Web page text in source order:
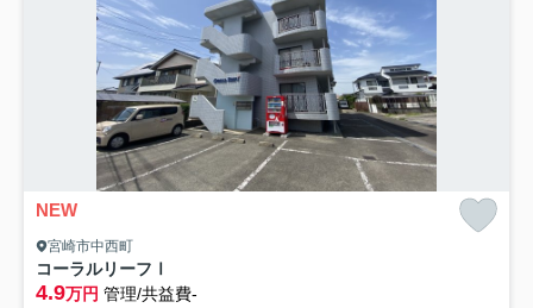
NEW
宮崎市中西町
コーラルリーフⅠ
4.9万円 管理/共益費-